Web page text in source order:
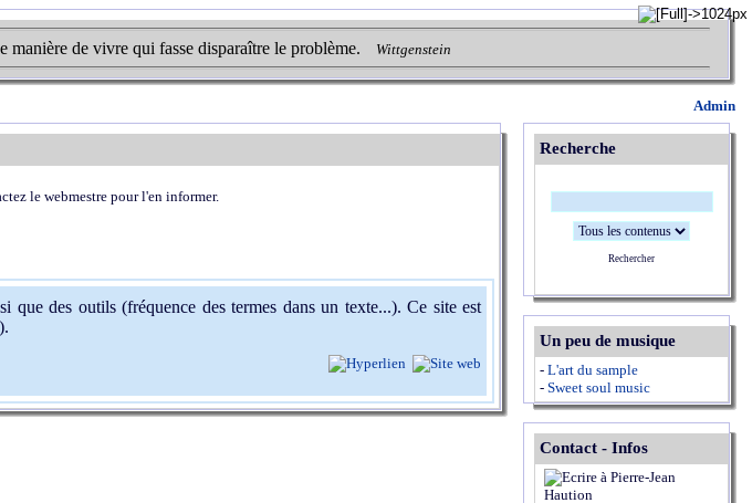
de vivre qui fasse disparaître le problème. Wittgenstein
Admin
le webmestre pour l'en informer.
des outils (fréquence des termes dans un texte...). Ce site est
Recherche
Rechercher
Un peu de musique
- L'art du sample
- Sweet soul music
Contact - Infos